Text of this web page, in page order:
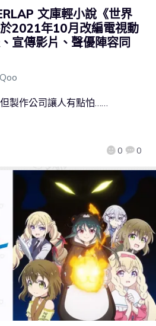
文庫輕小說《世界
2021年10月改編電視動
宣傳影片、聲優陣容同
0 0
製作公司讓人有點怕……